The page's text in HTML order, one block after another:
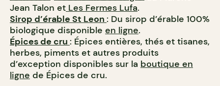
Jean Talon et Les Fermes Lufa.
Sirop d’érable St Leon : Du sirop d’érable 100%
biologique disponible en ligne.
Épices de cru : Épices entières, thés et tisanes,
herbes, piments et autres produits
d’exception disponibles sur la boutique en
ligne de Épices de cru.